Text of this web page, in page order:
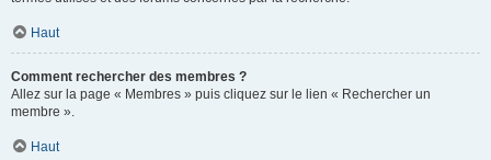
Haut
Comment rechercher des membres ?
Allez sur la page « Membres » puis cliquez sur le lien « Rechercher un
membre ».
Haut